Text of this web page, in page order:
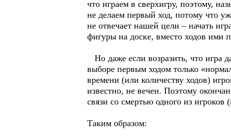
что играем в сверхигру, поэтому,
не делаем первый ход, потому что
не отвечает нашей цели – начать
фигуры на доске, вместо ходов ими
Но даже если возразить, что игра
выборе первым ходом только
времени (или количеству ходов)
известно, не вечен. Поэтому
связи со смертью одного из игроков
Таким образом: